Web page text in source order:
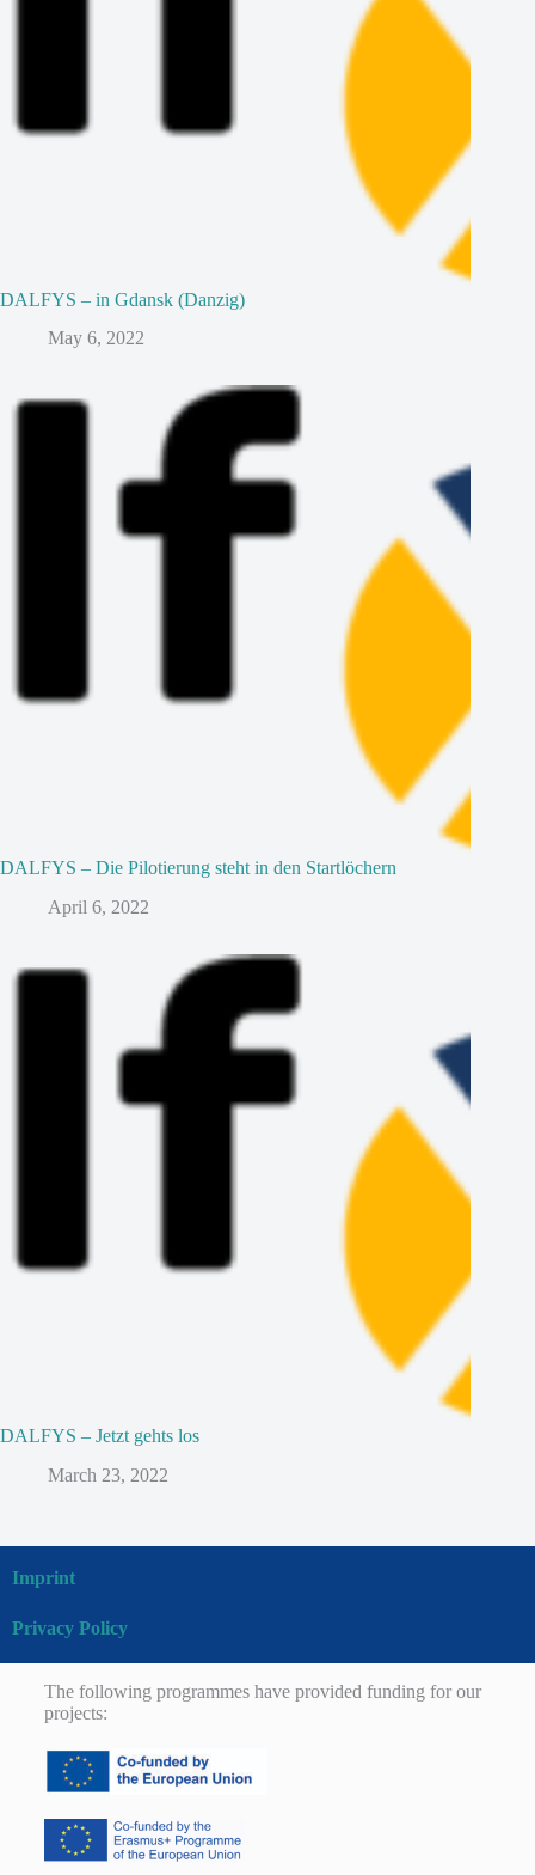
DALFYS – in Gdansk (Danzig)
May 6, 2022
DALFYS – Die Pilotierung steht in den Startlöchern
April 6, 2022
DALFYS – Jetzt gehts los
March 23, 2022
Imprint
Privacy Policy
The following programmes have provided funding for our
projects: